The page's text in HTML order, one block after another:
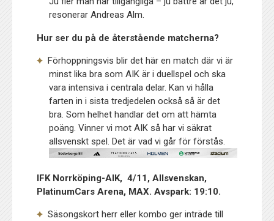
resonerar Andreas Alm.
Hur ser du på de återstående matcherna?
Förhoppningsvis blir det här en match där vi är
minst lika bra som AIK är i duellspel och ska
vara intensiva i centrala delar. Kan vi hålla
farten in i sista tredjedelen också så är det
bra. Som helhet handlar det om att hämta
poäng. Vinner vi mot AIK så har vi säkrat
allsvenskt spel. Det är vad vi går för förstås.
IFK Norrköping-AIK, 4/11, Allsvenskan,
PlatinumCars Arena, MAX. Avspark: 19:10.
Säsongskort herr eller kombo ger inträde till